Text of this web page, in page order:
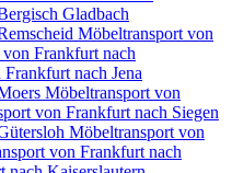
Gladbach
Möbeltransport von
Frankfurt nach
nach Jena
Möbeltransport von
von Frankfurt nach Siegen
Möbeltransport von
von Frankfurt nach